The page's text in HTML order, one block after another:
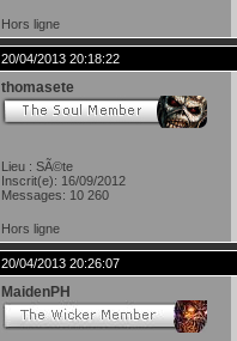
Hors ligne
20/04/2013 20:18:22
thomasete
Lieu : SÃ©te
Inscrit(e): 16/09/2012
Messages: 10 260
Hors ligne
20/04/2013 20:26:07
MaidenPH